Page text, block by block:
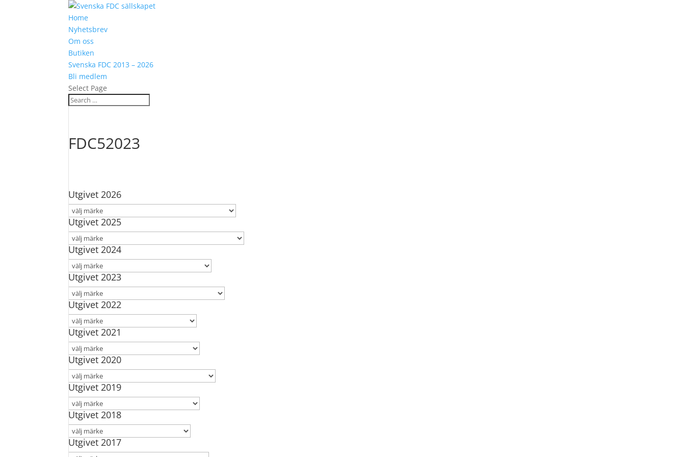
Home
Nyhetsbrev
Om oss
Butiken
Svenska FDC 2013 – 2026
Bli medlem
Select Page
FDC52023
Utgivet 2026
Utgivet 2025
Utgivet 2024
Utgivet 2023
Utgivet 2022
Utgivet 2021
Utgivet 2020
Utgivet 2019
Utgivet 2018
Utgivet 2017